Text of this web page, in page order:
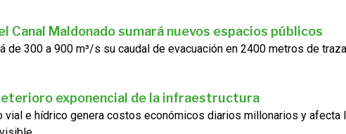
Canal Maldonado sumará nuevos espacios públicos
de 300 a 900 m³/s su caudal de evacuación en 2400 metros de
exponencial de la infraestructura
vial e hídrico genera costos económicos diarios millonarios y afecta